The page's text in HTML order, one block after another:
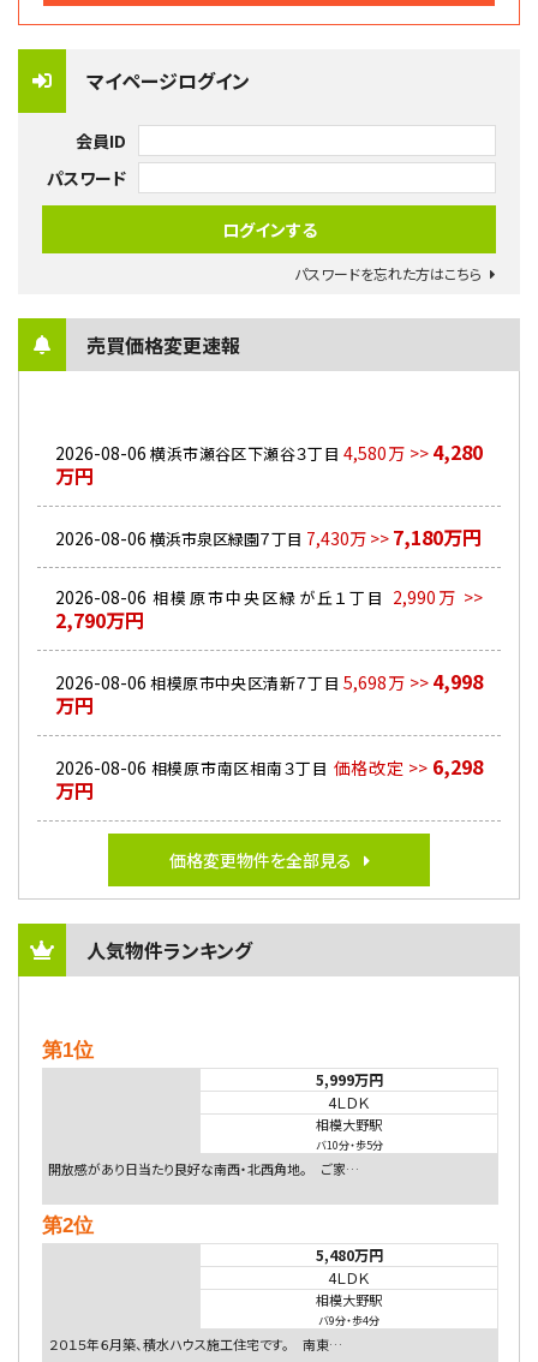
マイページログイン
会員ID
パスワード
パスワードを忘れた方はこちら
売買価格変更速報
2026-08-06 横浜市瀬谷区下瀬谷３丁目 4,580万 >> 4,280
万円
2026-08-06 横浜市泉区緑園７丁目 7,430万 >> 7,180万円
2026-08-06 相模原市中央区緑が丘１丁目 2,990万 >>
2,790万円
2026-08-06 相模原市中央区清新７丁目 5,698万 >> 4,998
万円
2026-08-06 相模原市南区相南３丁目 価格改定 >> 6,298
万円
価格変更物件を全部見る
人気物件ランキング
第1位
5,999万円
4ＬＤＫ
相模大野駅
バ10分・歩5分
開放感があり日当たり良好な南西・北西角地。 ご家…
第2位
5,480万円
4ＬＤＫ
相模大野駅
バ9分・歩4分
２０１５年６月築、積水ハウス施工住宅です。 南東…